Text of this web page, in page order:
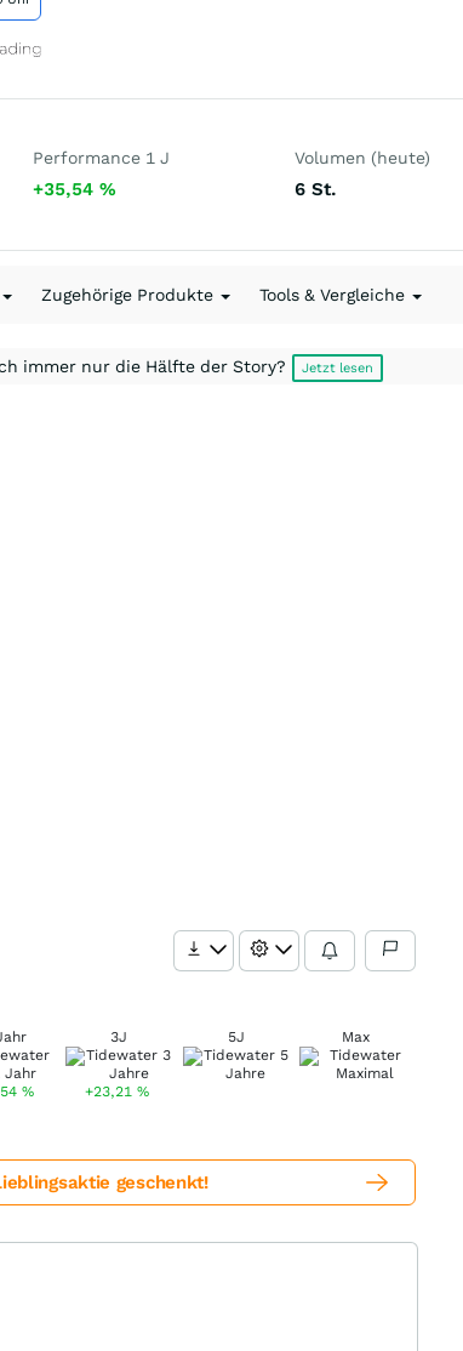
Performance 1 J
+35,54 %
Volumen (heute)
6 St.
Zugehörige Produkte Tools & Vergleiche
immer nur die Hälfte der Story? Jetzt lesen
%
3J
+23,21 %
5J Max
geschenkt!